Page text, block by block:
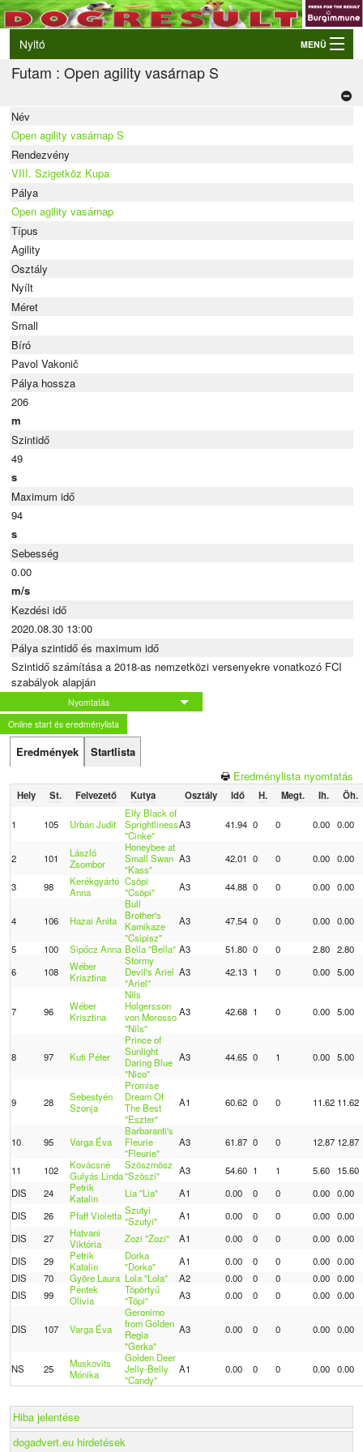
Nyitó MENÜ
Belépés
Élő eredmények
Kutyák
Tulajdonosok/Felvezetők
Futam : Open agility vasárnap S
Név
Open agility vasárnap S
Rendezvény
VIII. Szigetköz Kupa
Pálya
Open agility vasárnap
Típus
Agility
Osztály
Nyílt
Méret
Small
Bíró
Pavol Vakonič
Pálya hossza
206
m
Szintidő
49
s
Maximum idő
94
s
Sebesség
0.00
m/s
Kezdési idő
2020.08.30 13:00
Pálya szintidő és maximum idő
Szintidő számítása a 2018-as nemzetközi versenyekre vonatkozó FCI
szabályok alapján
Nyomtatás
Online start és eredménylista
Eredmények
Startlista
Eredménylista nyomtatás
Hely St. Felvezető Kutya Osztály Idő H. Megt. Ih. Öh.
1 105 Urbán Judit
Elfy Black of
Sprightliness
"Cinke"
A3 41.94 0 0 0.00 0.00
2 101
László
Zsombor
Honeybee at
Small Swan
"Kass"
A3 42.01 0 0 0.00 0.00
3 98
Kerékgyártó
Anna
Csöpi
"Csöpi"
A3 44.88 0 0 0.00 0.00
4 106 Hazai Anita
Bull
Brother's
Kamikaze
"Csipisz"
A3 47.54 0 0 0.00 0.00
5 100 Sipőcz Anna Bella "Bella" A3 51.80 0 0 2.80 2.80
6
108
Wéber
Krisztina
Stormy
Devil's Ariel
"Ariel"
A3 42.13 1 0 0.00 5.00
7 96
Wéber
Krisztina
Nils
Holgersson
von Morosso
"Nils"
A3 42.68 1 0 0.00 5.00
8 97 Kuti Péter
Prince of
Sunlight
Daring Blue
"Nico"
A3 44.65 0 1 0.00 5.00
9 28
Sebestyén
Szonja
Promise
Dream Of
The Best
"Eszter"
A1 60.62 0 0 11.62 11.62
10 95 Varga Éva
Barbaranti's
Fleurie
"Fleurie"
A3 61.87 0 0 12.87 12.87
11 102
Kovácsné
Gulyás Linda
Szöszmösz
"Szöszi"
A3 54.60 1 1 5.60
15.60
DIS
24
Petrik
Katalin
Lia "Lia" A1 0.00 0 0 0.00 0.00
DIS
26 Pfaff Violetta Szutyi
"Szutyi"
A1 0.00 0 0 0.00 0.00
DIS
27
Hatvani
Viktória
Zozi "Zozi" A1 0.00 0 0 0.00 0.00
DIS
29
Petrik
Katalin
Dorka
"Dorka"
A1 0.00 0 0 0.00 0.00
DIS
70 Györe Laura Lola "Lola" A2 0.00 0 0 0.00 0.00
DIS
99
Péntek
Olivia
Töpörtyű
"Töpi"
A3 0.00 0 0 0.00 0.00
DIS 107 Varga Éva
Geronimo
from Golden
Regia
"Gerka"
A3 0.00 0 0 0.00 0.00
NS 25
Muskovits
Mónika
Golden Deer
Jelly-Belly
"Candy"
A1 0.00 0 0 0.00 0.00
Hiba jelentése
dogadvert.eu hirdetések